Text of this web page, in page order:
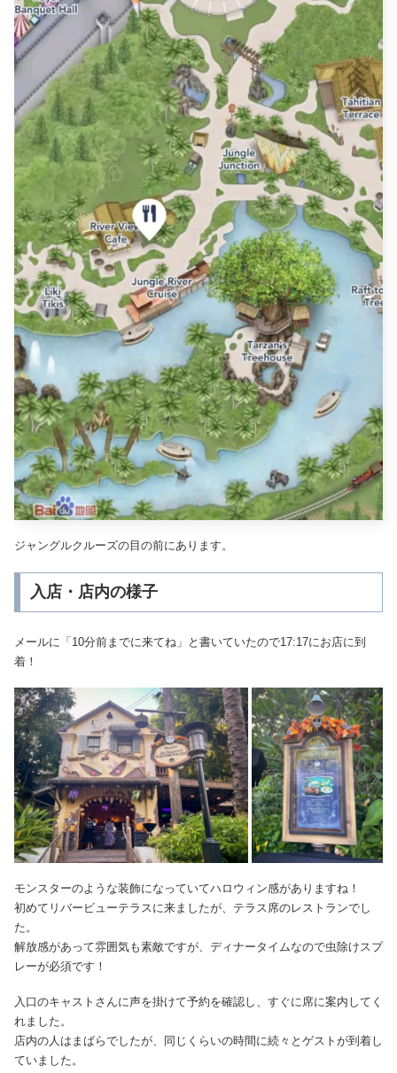
ジャングルクルーズの目の前にあります。
入店・店内の様子
メールに「10分前までに来てね」と書いていたので17:17にお店に到
着！
モンスターのような装飾になっていてハロウィン感がありますね！
初めてリバービューテラスに来ましたが、テラス席のレストランでし
た。
解放感があって雰囲気も素敵ですが、ディナータイムなので虫除けスプ
レーが必須です！
入口のキャストさんに声を掛けて予約を確認し、すぐに席に案内してく
れました。
店内の人はまばらでしたが、同じくらいの時間に続々とゲストが到着し
ていました。